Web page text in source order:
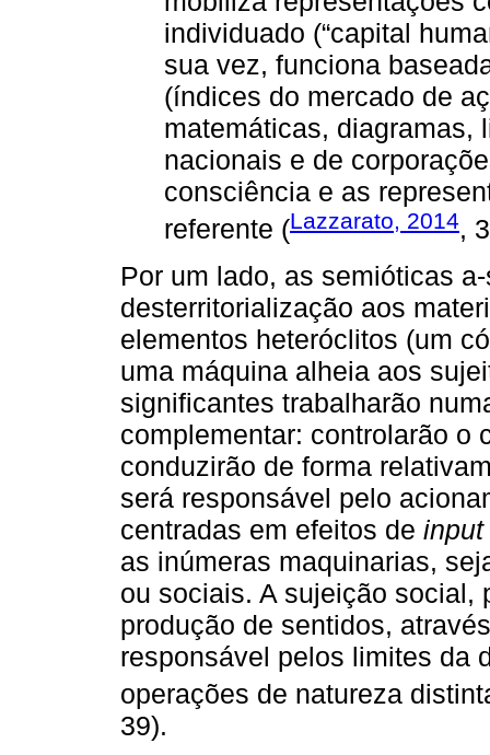
individuado (“capital
sua vez, funciona
(índices do mercado de
matemáticas, diagramas,
nacionais e de
consciência e as
referente (Lazzarato, 2014,
Por um lado, as semióticas
desterritorialização aos
elementos heteróclitos (um
uma máquina alheia aos
significantes trabalharão
complementar: controlarão o
conduzirão de forma
será responsável pelo
centradas em efeitos de input
as inúmeras maquinarias,
ou sociais. A sujeição social,
produção de sentidos,
responsável pelos limites da
operações de natureza
39).